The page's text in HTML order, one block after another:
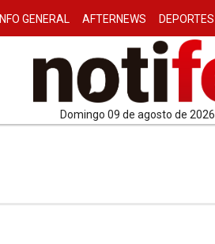
INFO GENERAL AFTERNEWS DEPORTES
domingo 09 de agosto de 2026